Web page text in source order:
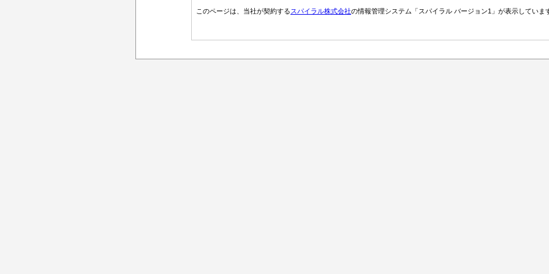
このページは、当社が契約するスパイラル株式会社の情報管理システム「スパイラル バージョン1」が表示していま